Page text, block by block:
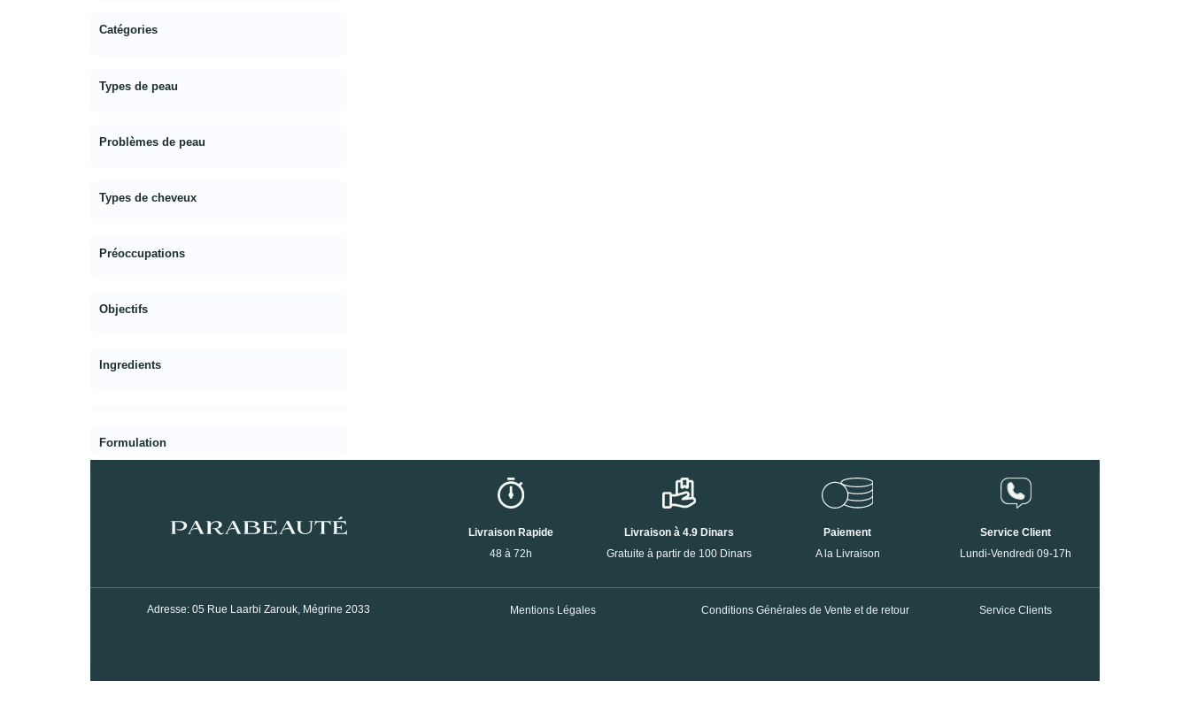
Catégories
Types de peau
Problèmes de peau
Types de cheveux
Préoccupations
Objectifs
Ingredients
Formulation
Livraison Rapide
48 à 72h
Livraison à 4.9 Dinars
Gratuite à partir de 100 Dinars
Paiement
A la Livraison
Service Client
Lundi-Vendredi 09-17h
Adresse: 05 Rue Laarbi Zarouk, Mégrine 2033 Mentions Légales Conditions Générales de Vente et de retour Service Clients